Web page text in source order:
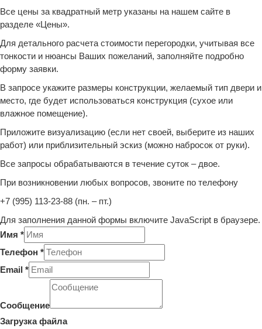
Все цены за квадратный метр указаны на нашем сайте в
разделе «Цены».
Для детального расчета стоимости перегородки, учитывая все
тонкости и нюансы Ваших пожеланий, заполняйте подробно
форму заявки.
В запросе укажите размеры конструкции, желаемый тип двери и
место, где будет использоваться конструкция (сухое или
влажное помещение).
Приложите визуализацию (если нет своей, выберите из наших
работ) или приблизительный эскиз (можно набросок от руки).
Все запросы обрабатываются в течение суток – двое.
При возникновении любых вопросов, звоните по телефону
+7 (995) 113-23-88 (пн. – пт.)
Для заполнения данной формы включите JavaScript в браузере.
Имя *
Телефон *
Email *
Сообщение
Загрузка файла